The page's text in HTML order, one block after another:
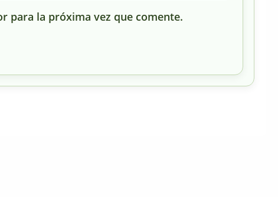
para la próxima vez que comente.